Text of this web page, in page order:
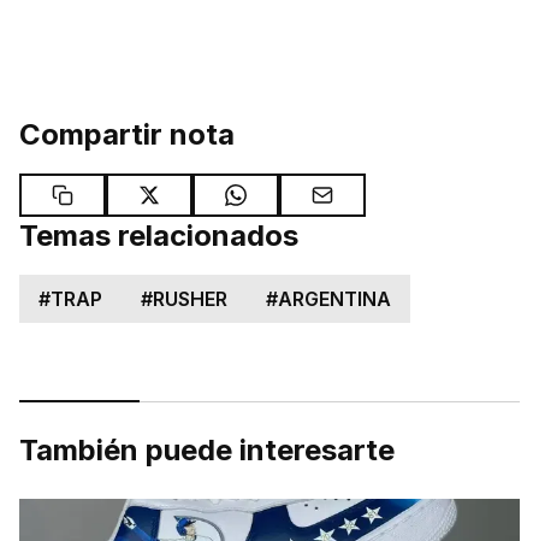
Compartir nota
Temas relacionados
#TRAP #RUSHER #ARGENTINA
También puede interesarte